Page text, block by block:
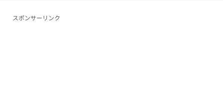
スポンサーリンク